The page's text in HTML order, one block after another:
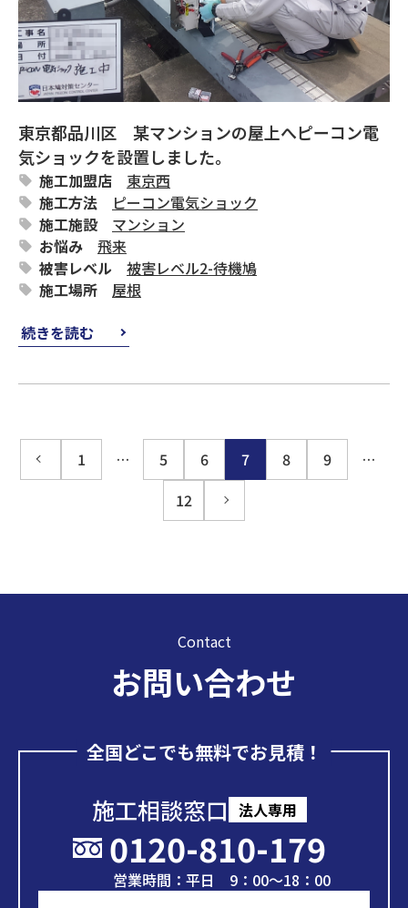
東京都品川区 某マンションの屋上へピーコン電
気ショックを設置しました。
施工加盟店
東京西
施工方法
ピーコン電気ショック
施工施設
マンション
お悩み
飛来
被害レベル
被害レベル2-待機鳩
施工場所
屋根
続きを読む
1 … 5 6 7 8 9
…
12
Contact
お問い合わせ
全国どこでも無料でお見積！
施工相談窓口 法人専用
0120-810-179
営業時間：平日 9：00～18：00